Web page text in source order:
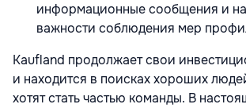
информационные сообщения и
важности соблюдения мер
Kaufland продолжает свои
и находится в поисках хороших
хотят стать частью команды. В